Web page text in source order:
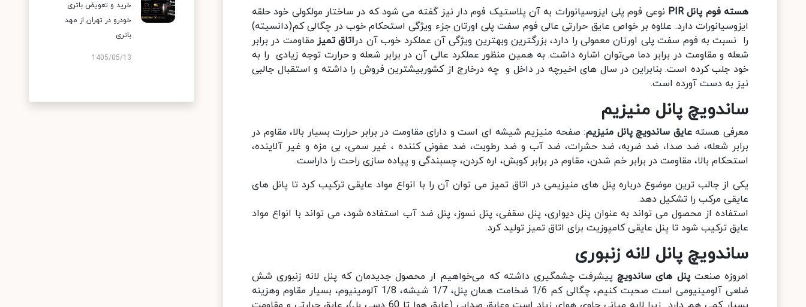
هسته فوم پانل PIR
نوعی فوم پلی ایزوسیانورات به آن پلاستیک فوم دار نیز گفته می شود که در ساختار مولکولی خود حلقه
ایزوسیانورات دارد. علاوه بر خواص عایق حرارتی عالی فوم سفت پلی اورتان جزء ویژگی استحکام خوب در چگالی کم(دانسیته)
را نسبت به فوم سفت پلی اورتان معمولی را دارد، بزرگترین وبهترین ویژگی آن عملکرد خوب آن دراتاق تمیز مقاومت در برابر
شعله و مقاومت در برابر دما می‌توان اشاره داشت. به همین منظور عملکرد عالی آن در برابر شعله و حرارت توجه زیادی را به
خود جلب کرده است. بنابراین در سال های اخیرچه در داخل و چه درخارج از کشوربیشترین فروش را داشته و استقبال جالبی
نیز به دست آورده است.
ساندویچ پانل منیزیم
معرفی هسته عایق ساندویچ پانل منیزیم: صفحه منیزیم شیشه ای است و دارای مقاومت در برابر حرارت بسیار بالا، مقاوم در
برابر شعله، ضد صدا، ضد ضربه، ضد حشرات، ضد آب و ضد رطوبت، ضد عفونی کننده ، غیر سمی، بی مزه و غیر آلاینده،
استحکام بالا، مقاومت در برابر خم شدن، مقاوم در برابر کوبش، اره کردن، چسبندگی و پیاده سازی راحت را داراست.
یکی از جالب ترین موضوع درباره پنل های منیزیمی در اتاق تمیز می توان آن را با انواع مواد عایقی ترکیب کرد تا پانل های
عایقی مرکب را تشکیل دهد.
استفاده از محصول می تواند به عنوان پنل دیواری، پنل سقفی، پنل نسوز، پنل ضد آب استفاده شود، می تواند با انواع مواد
عایق ترکیب شود تا پنل عایقی کامپوزیت برای اتاق تمیز تولید کرد.
ساندویچ پانل لانه زنبوری
امروزه صنعتپنل های ساندویچپیشرفت چشمگیری داشته که می‌‍‌خواهیم ار محصول جدیدمان که پنل لانه زنبوری شش
ضلعی آلومینیومی است صحبت کنیم، چگالی کم 1/6 ضخامت همان پنل، 1/7 شیشه، 1/8 آلومینیوم، بسیار مقاوم وهزینه
خرید و تعویض باتری
خودرو در تهران از مهد
باتری
1405/05/13